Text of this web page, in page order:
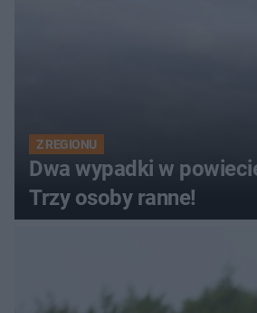
Z REGIONU
Dwa wypadki w
Trzy osoby ranne!